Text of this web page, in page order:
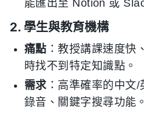
能匯出至 Notion 或
2. 學生與教育機構
痛點 ：教授講課速度快
時找不到特定知識點。
需求：高準確率的中文/
錄音、關鍵字搜尋功能。